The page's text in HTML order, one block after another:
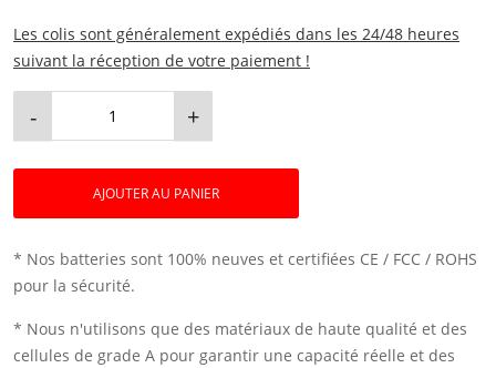
Les colis sont généralement expédiés dans les 24/48 heures
suivant la réception de votre paiement !
- +
AJOUTER AU PANIER
* Nos batteries sont 100% neuves et certifiées CE / FCC / ROHS
pour la sécurité.
* Nous n'utilisons que des matériaux de haute qualité et des
cellules de grade A pour garantir une capacité réelle et des